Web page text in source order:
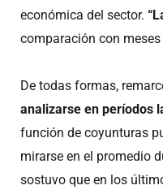
económica del sector.
comparación con
De todas formas,
analizarse en períodos
función de coyunturas
mirarse en el promedio
sostuvo que en los